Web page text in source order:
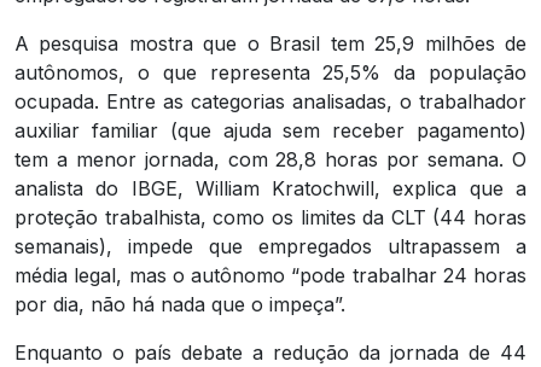
A pesquisa mostra que o Brasil tem 25,9 milhões de
autônomos, o que representa 25,5% da população
ocupada. Entre as categorias analisadas, o trabalhador
auxiliar familiar (que ajuda sem receber pagamento)
tem a menor jornada, com 28,8 horas por semana. O
analista do IBGE, William Kratochwill, explica que a
proteção trabalhista, como os limites da CLT (44 horas
semanais), impede que empregados ultrapassem a
média legal, mas o autônomo “pode trabalhar 24 horas
por dia, não há nada que o impeça”.
Enquanto o país debate a redução da jornada de 44